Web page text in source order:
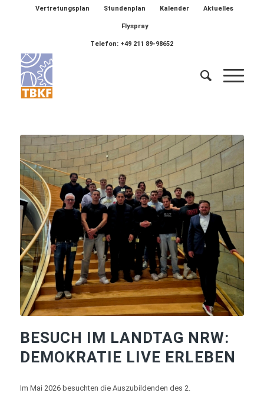
Vertretungsplan Stundenplan Kalender Aktuelles
Flyspray
Telefon: +49 211 89-98652
BESUCH IM LANDTAG NRW:
DEMOKRATIE LIVE ERLEBEN
Im Mai 2026 besuchten die Auszubildenden des 2.